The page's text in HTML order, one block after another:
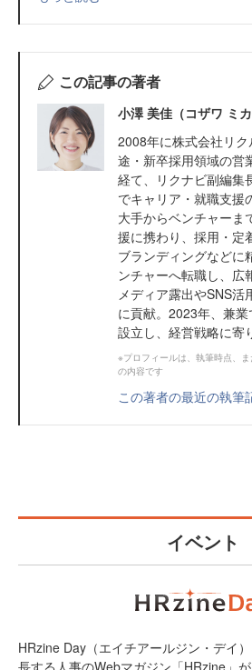
この記事の著者
小澤 美佳（コザワ ミカ
2008年に株式会社リ
途・新卒採用領域の営
経て、リクナビ副編集
でキャリア・就職支援
大手からベンチャーま
援に携わり、採用・定
ブランディングなどに
ンチャーへ転職し、広
メディア露出やSNS活
に貢献。2023年、兼
設立し、経営戦略に寄
※プロフィールは、執筆時点、
の内容です
この著者の最近の執筆
イベント
HRzine Day（エイチアールジン・デイ
長する人事のWebマガジン「HRzine」